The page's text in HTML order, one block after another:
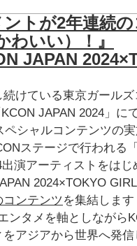
トが2年連続の
いい）！』
JAPAN
けている東京ガール
JAPAN 2024」に
ペシャルコンテンツの
ステージで行われる
演アーティストをは
2024×TOKYO
ンテンツ を集結しま
ンタメを軸としながら
アジアから世界へ発信